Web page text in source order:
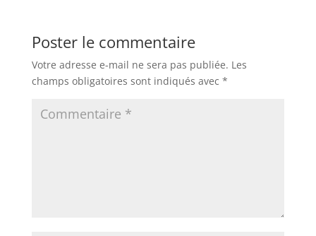
Poster le commentaire
Votre adresse e-mail ne sera pas publiée. Les
champs obligatoires sont indiqués avec *